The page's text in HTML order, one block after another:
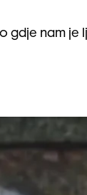
gdje nam je